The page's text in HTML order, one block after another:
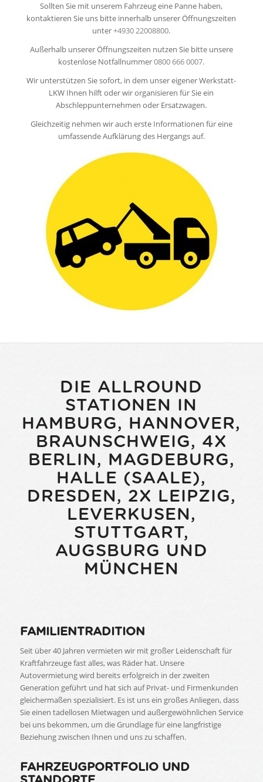
Sollten Sie mit unserem Fahrzeug eine Panne haben,
kontaktieren Sie uns bitte innerhalb unserer Öffnungszeiten
unter+4930 22008800.
Außerhalb unserer Öffnungszeiten nutzen Sie bitte unsere
kostenlose Notfallnummer0800 666 0007.
Wir unterstützen Sie sofort, in dem unser eigener Werkstatt-
LKW Ihnen hilft oder wir organisieren für Sie ein
Abschleppunternehmen oder Ersatzwagen.
Gleichzeitig nehmen wir auch erste Informationen für eine
umfassende Aufklärung des Hergangs auf.
DIE ALLROUND
STATIONEN IN
HAMBURG, HANNOVER,
BRAUNSCHWEIG, 4X
BERLIN, MAGDEBURG,
HALLE (SAALE),
DRESDEN, 2X LEIPZIG,
LEVERKUSEN,
STUTTGART,
AUGSBURG UND
MÜNCHEN
FAMILIENTRADITION
Seit über 40 Jahren vermieten wir mit großer Leidenschaft für
Kraftfahrzeuge fast alles, was Räder hat. Unsere
Autovermietung wird bereits erfolgreich in der zweiten
Generation geführt und hat sich auf Privat- und Firmenkunden
gleichermaßen spezialisiert. Es ist uns ein großes Anliegen, dass
Sie einen tadellosen Mietwagen und außergewöhnlichen Service
bei uns bekommen, um die Grundlage für eine langfristige
Beziehung zwischen Ihnen und uns zu schaffen.
FAHRZEUGPORTFOLIO UND